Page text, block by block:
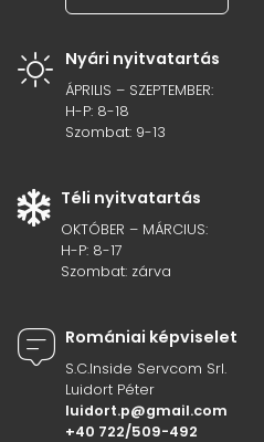
Nyári nyitvatartás
ÁPRILIS – SZEPTEMBER:
H-P: 8-18
Szombat: 9-13
Téli nyitvatartás
OKTÓBER – MÁRCIUS:
H-P: 8-17
Szombat: zárva
Romániai képviselet
S.C.Inside Servcom Srl.
Luidort Péter
luidort.p@gmail.com
+40 722/509-492